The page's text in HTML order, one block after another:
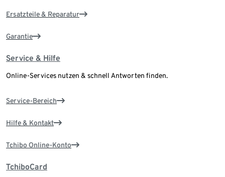
Ersatzteile & Reparatur
Garantie
Service & Hilfe
Online-Services nutzen & schnell Antworten finden.
Service-Bereich
Hilfe & Kontakt
Tchibo Online-Konto
TchiboCard